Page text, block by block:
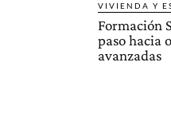
VIVIENDA Y
Formación
paso hacia
avanzadas